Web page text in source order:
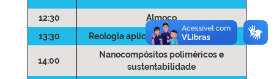
12:30
Almoço
13:30
Reologia aplicada à Nanotecnologia
14:00
Nanocompósitos poliméricos e
sustentabilidade